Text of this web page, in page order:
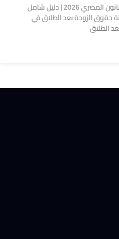
حقوق الزوجة بعد الطلاق في القانون المصري 2026 | دليل شامل
حقوق الزوجة بعد الطلاق في
الطلاق